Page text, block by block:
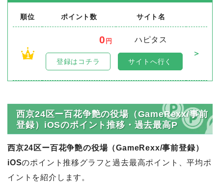
順位 ポイント数 サイト名
1
0 円
ハピタス
＞
登録はコチラ サイトへ行く
西京24区ー百花争艶の役場（GameRexx/事前
登録）iOSのポイント推移・過去最高P
西京24区ー百花争艶の役場（GameRexx/事前登録）
iOSのポイント推移グラフと過去最高ポイント、平均ポ
イントを紹介します。